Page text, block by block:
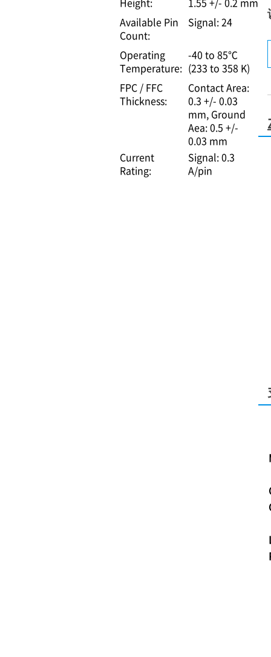
Available Pin
Count:
Signal: 24
Operating
Temperature:
-40 to 85℃
(233 to 358 K)
FPC / FFC
Thickness:
Contact Area:
0.3 +/- 0.03
mm, Ground
Aea: 0.5 +/-
0.03 mm
Current
Rating:
Signal: 0.3
A/pin